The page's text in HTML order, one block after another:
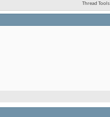
Thread Tools